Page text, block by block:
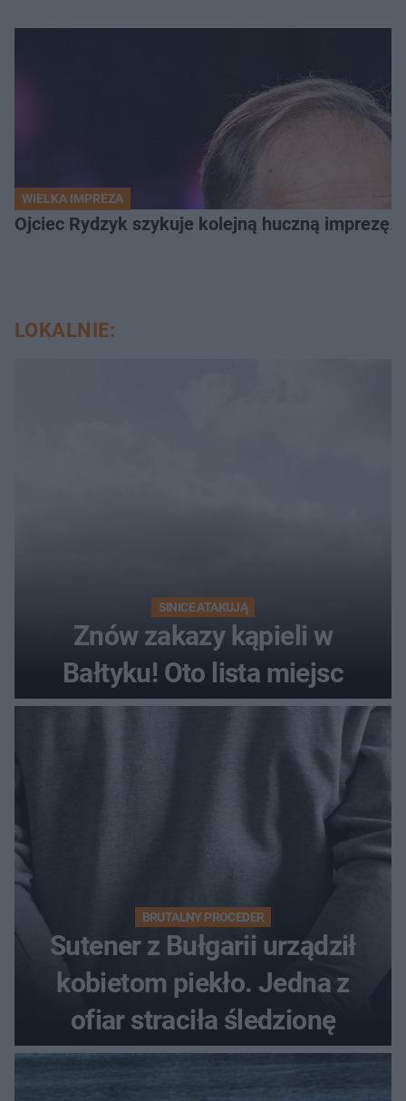
WIELKA IMPREZA
Ojciec Rydzyk szykuje kolejną huczną imprezę.
LOKALNIE:
SINICE ATAKUJĄ
Znów zakazy kąpieli w
Bałtyku! Oto lista miejsc
BRUTALNY PROCEDER
Sutener z Bułgarii urządził
kobietom piekło. Jedna z
ofiar straciła śledzionę